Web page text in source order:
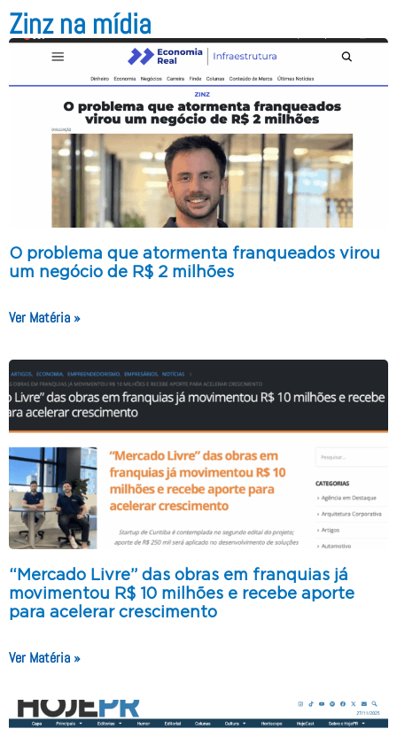
Zinz na mídia
O problema que atormenta franqueados virou
um negócio de R$ 2 milhões
Ver Matéria »
“Mercado Livre” das obras em franquias já
movimentou R$ 10 milhões e recebe aporte
para acelerar crescimento
Ver Matéria »